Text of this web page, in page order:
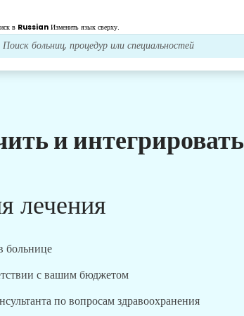
в Russian Изменить язык сверху.
и интегрировать
лечения
больнице
с вашим бюджетом
по вопросам здравоохранения
в